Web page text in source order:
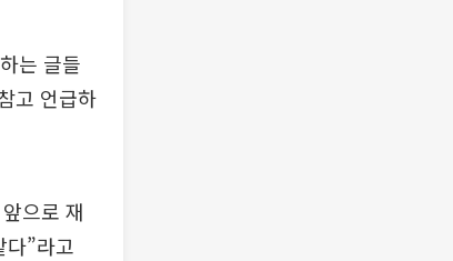
는 글들
고 언급하
으로 재
”라고